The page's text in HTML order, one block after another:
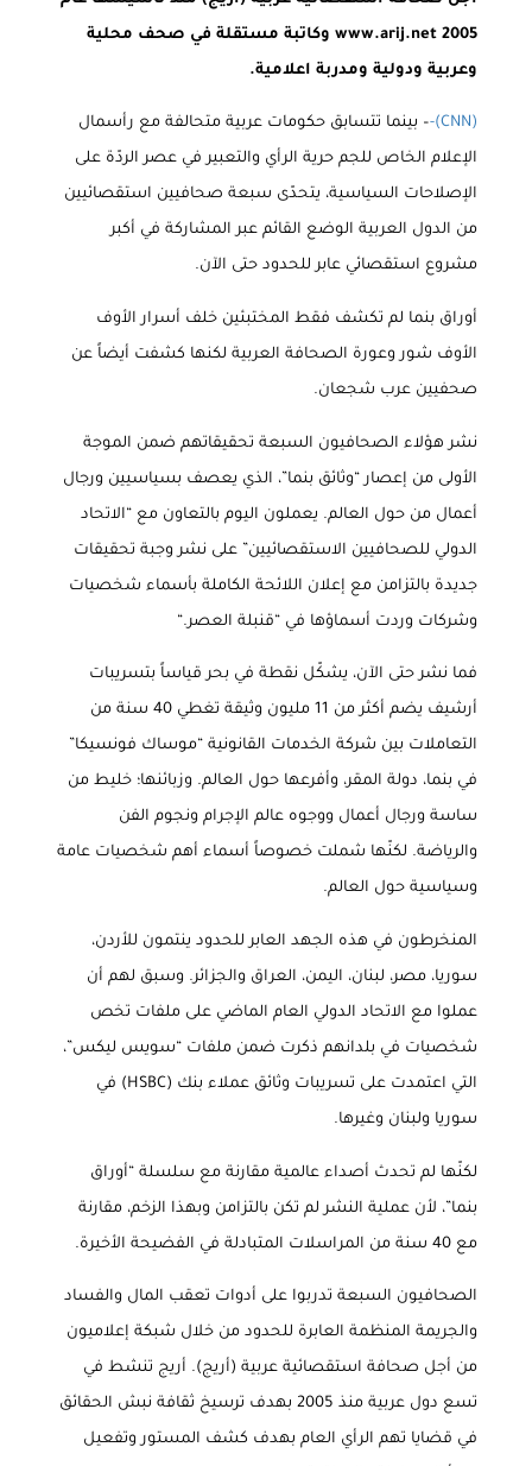
2005
www.arij.netوكاتبة مستقلة في صحف محلية
وعربية ودولية ومدربة اعلامية.
(CNN)- – بينما تتسابق حكومات عربية متحالفة مع رأسمال
الإعلام الخاص للجم حرية الرأي والتعبير في عصر الردّة على
الإصلاحات السياسية، يتحدّى سبعة صحافيين استقصائيين
من الدول العربية الوضع القائم عبر المشاركة في أكبر
مشروع استقصائي عابر للحدود حتى الآن.
أوراق بنما لم تكشف فقط المختبئين خلف أسرار الأوف
الأوف شور وعورة الصحافة العربية لكنها كشفت أيضاً عن
صحفيين عرب شجعان.
نشر هؤلاء الصحافيون السبعة تحقيقاتهم ضمن الموجة
الأولى من إعصار “وثائق بنما”، الذي يعصف بسياسيين ورجال
أعمال من حول العالم. يعملون اليوم بالتعاون مع “الاتحاد
الدولي للصحافيين الاستقصائيين” على نشر وجبة تحقيقات
جديدة بالتزامن مع إعلان اللائحة الكاملة بأسماء شخصيات
وشركات وردت أسماؤها في “قنبلة العصر “.
فما نشر حتى الآن، يشكّل نقطة في بحر قياساً بتسريبات
أرشيف يضم أكثر من 11 مليون وثيقة تغطي 40 سنة من
التعاملات بين شركة الخدمات القانونية “موساك فونسيكا”
في بنما، دولة المقر، وأفرعها حول العالم. وزبائنها؛ خليط من
ساسة ورجال أعمال ووجوه عالم الإجرام ونجوم الفن
والرياضة. لكنّها شملت خصوصاً أسماء أهم شخصيات عامة
وسياسية حول العالم.
المنخرطون في هذه الجهد العابر للحدود ينتمون للأردن،
سوريا، مصر، لبنان، اليمن، العراق والجزائر. وسبق لهم أن
عملوا مع الاتحاد الدولي العام الماضي على ملفات تخص
شخصيات في بلدانهم ذكرت ضمن ملفات “سويس ليكس”،
التي اعتمدت على تسريبات وثائق عملاء بنك (HSBC) في
سوريا ولبنان وغيرها.
لكنّها لم تحدث أصداء عالمية مقارنة مع سلسلة “أوراق
بنما”، لأن عملية النشر لم تكن بالتزامن وبهذا الزخم، مقارنة
مع 40 سنة من المراسلات المتبادلة في الفضيحة الأخيرة .
الصحافيون السبعة تدربوا على أدوات تعقب المال والفساد
والجريمة المنظمة العابرة للحدود من خلال شبكة إعلاميون
من أجل صحافة استقصائية عربية (أريج). أريج تنشط في
تسع دول عربية منذ 2005 بهدف ترسيخ ثقافة نبش الحقائق
في قضايا تهم الرأي العام بهدف كشف المستور وتفعيل